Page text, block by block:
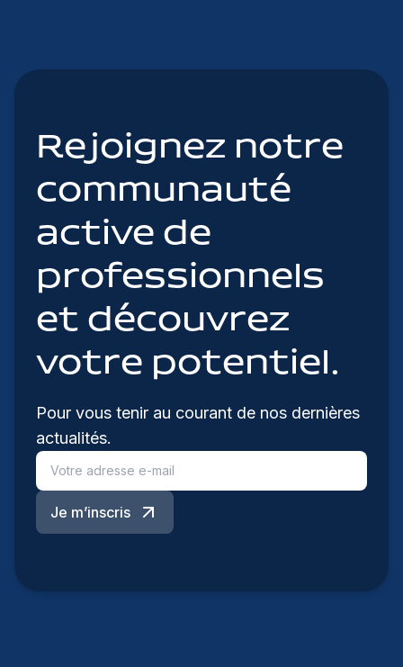
Rejoignez notre
communauté
active de
professionnels
et découvrez
votre potentiel.
Pour vous tenir au courant de nos dernières
actualités.
Je m’inscris